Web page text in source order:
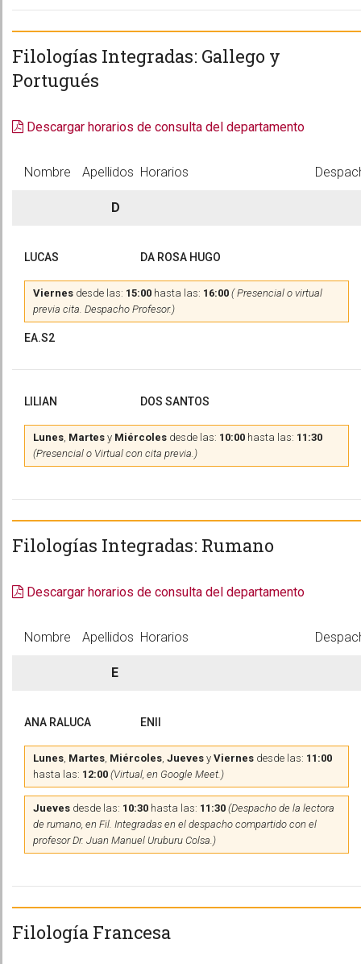
Filologías Integradas: Gallego y
Portugués
Descargar horarios de consulta del departamento
Nombre Apellidos Horarios
D
LUCAS DA ROSA HUGO
Viernes desde las: 15:00 hasta las: 16:00 ( Presencial o virtual
previa cita. Despacho Profesor.)
EA.S2
LILIAN DOS SANTOS
Lunes, Martes y Miércoles desde las: 10:00 hasta las: 11:30
(Presencial o Virtual con cita previa.)
Filologías Integradas: Rumano
Descargar horarios de consulta del departamento
Nombre Apellidos Horarios
E
ANA RALUCA ENII
Lunes, Martes, Miércoles, Jueves y Viernes desde las: 11:00
hasta las: 12:00 (Virtual, en Google Meet.)
Jueves desde las: 10:30 hasta las: 11:30 (Despacho de la lectora
de rumano, en Fil. Integradas en el despacho compartido con el
profesor Dr. Juan Manuel Uruburu Colsa.)
Filología Francesa